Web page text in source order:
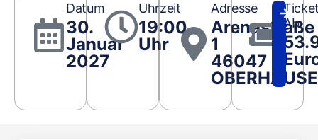
Datum
30.
Januar
2027
Uhrzeit
19:00
Uhr
Adresse
Arenastraße
1
46047
Ab